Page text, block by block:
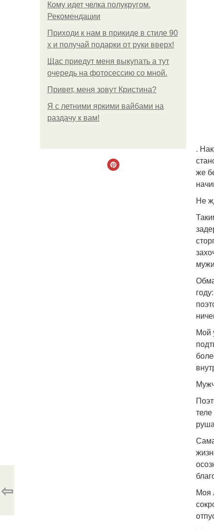
Кому идет челка полукругом.
Рекомендации
Приходи к нам в прикиде в стиле 90
х и получай подарки от руки вверх!
Щас приедут меня выкупать а тут
очередь на фотосессию со мной.
Привет, меня зовут Кристина?
Я с летними яркими вайбами на
раздачу к вам!
.
же
Не
Мой
Моя
⇦